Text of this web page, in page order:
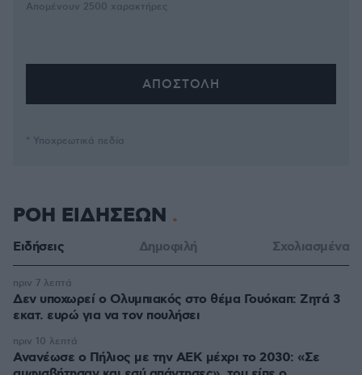
Απομένουν 2500 χαρακτήρες
* Υποχρεωτικά πεδία
ΡΟΗ ΕΙΔΗΣΕΩΝ
Ειδήσεις Δημοφιλή Σχολιασμένα
Δεν υποχωρεί ο Ολυμπιακός στο θέμα Γουόκαπ: Ζητά 3
εκατ. ευρώ για να τον πουλήσει
πριν 7 λεπτά
Ανανέωσε ο Πήλιος με την ΑΕΚ μέχρι το 2030: «Σε
πριν 10 λεπτά